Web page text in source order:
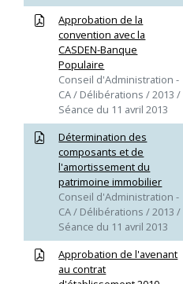
Approbation de la
convention avec la
CASDEN-Banque
Populaire
Conseil d'Administration -
CA / Délibérations / 2013 /
Séance du 11 avril 2013
Détermination des
composants et de
l'amortissement du
patrimoine immobilier
Conseil d'Administration -
CA / Délibérations / 2013 /
Séance du 11 avril 2013
Approbation de l'avenant
au contrat